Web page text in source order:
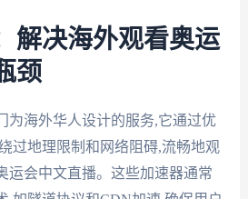
解决海外观看奥运
颈
为海外华人设计的服务,它通过优
过地理限制和网络阻碍,流畅地观
运会中文直播。这些加速器通常